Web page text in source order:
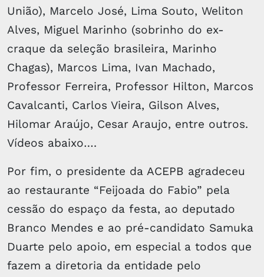
União), Marcelo José, Lima Souto, Weliton
Alves, Miguel Marinho (sobrinho do ex-
craque da seleção brasileira, Marinho
Chagas), Marcos Lima, Ivan Machado,
Professor Ferreira, Professor Hilton, Marcos
Cavalcanti, Carlos Vieira, Gilson Alves,
Hilomar Araújo, Cesar Araujo, entre outros.
Vídeos abaixo….
Por fim, o presidente da ACEPB agradeceu
ao restaurante “Feijoada do Fabio” pela
cessão do espaço da festa, ao deputado
Branco Mendes e ao pré-candidato Samuka
Duarte pelo apoio, em especial a todos que
fazem a diretoria da entidade pelo